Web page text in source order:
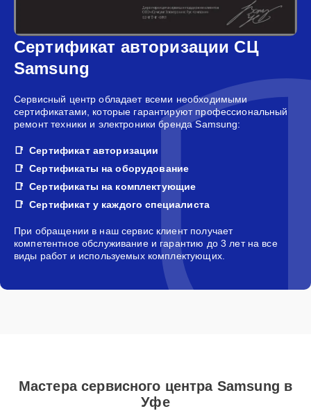
Сертификат авторизации СЦ
Samsung
Сервисный центр обладает всеми необходимыми
сертификатами, которые гарантируют профессиональный
ремонт техники и электроники бренда Samsung:
Сертификат авторизации
Сертификаты на оборудование
Сертификаты на комплектующие
Сертификат у каждого специалиста
При обращении в наш сервис клиент получает
компетентное обслуживание и гарантию до 3 лет на все
виды работ и используемых комплектующих.
Мастера сервисного центра Samsung в
Уфе